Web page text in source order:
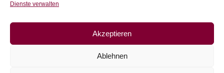
Dienste verwalten
Akzeptieren
Ablehnen